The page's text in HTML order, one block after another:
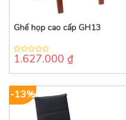
Ghế họp cao cấp GH13
0
of
1.627.000 ₫
-13%